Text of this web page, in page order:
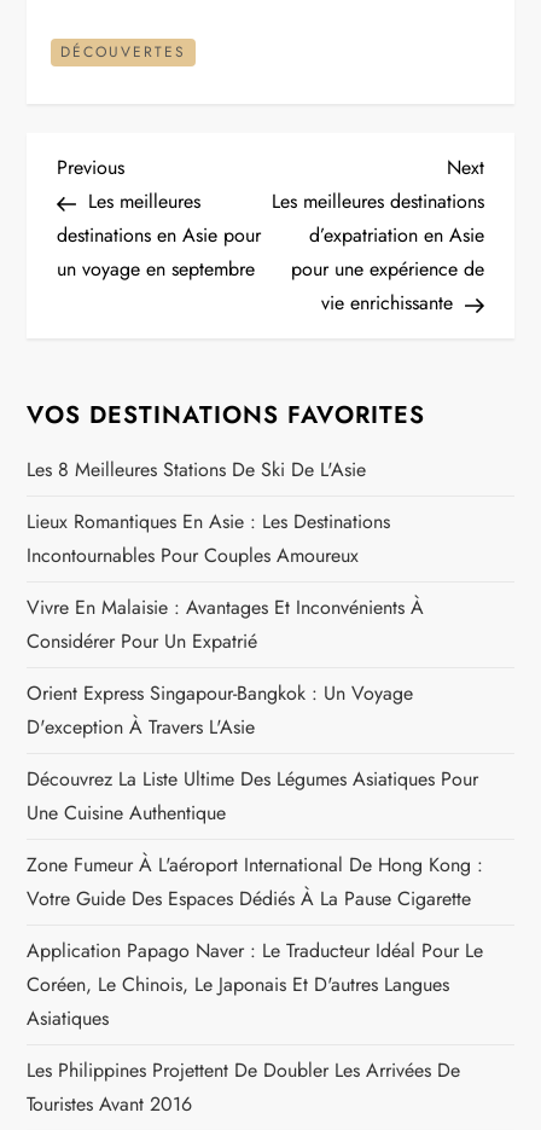
DÉCOUVERTES
N
a
v
g
a
t
i
o
n
d
e
l
’
a
r
t
Previous
Post
Previous
Les meilleures
destinations en Asie pour
un voyage en septembre
Next
Post
Next
Les meilleures destinations
d’expatriation en Asie
pour une expérience de
vie enrichissante
VOS DESTINATIONS FAVORITES
Les 8 Meilleures Stations De Ski De L'Asie
Lieux Romantiques En Asie : Les Destinations
Incontournables Pour Couples Amoureux
Vivre En Malaisie : Avantages Et Inconvénients À
Considérer Pour Un Expatrié
Orient Express Singapour-Bangkok : Un Voyage
D'exception À Travers L'Asie
Découvrez La Liste Ultime Des Légumes Asiatiques Pour
Une Cuisine Authentique
Zone Fumeur À L'aéroport International De Hong Kong :
Votre Guide Des Espaces Dédiés À La Pause Cigarette
Application Papago Naver : Le Traducteur Idéal Pour Le
Coréen, Le Chinois, Le Japonais Et D'autres Langues
Asiatiques
Les Philippines Projettent De Doubler Les Arrivées De
Touristes Avant 2016